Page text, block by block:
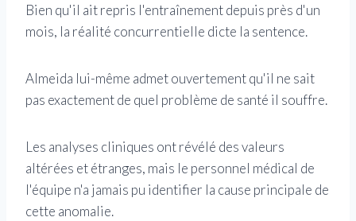
Bien qu'il ait repris l'entraînement depuis près d'un
mois, la réalité concurrentielle dicte la sentence.
Almeida lui-même admet ouvertement qu'il ne sait
pas exactement de quel problème de santé il souffre.
Les analyses cliniques ont révélé des valeurs
altérées et étranges, mais le personnel médical de
l'équipe n'a jamais pu identifier la cause principale de
cette anomalie.